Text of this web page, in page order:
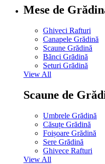
Mese de
Ghiveci Rafturi
Canapele Grădină
Scaune Grădină
Bănci Grădină
Seturi Grădină
View All
Scaune de
Umbrele Grădină
Căsuțe Grădină
Foișoare Grădină
Sere Grădină
Ghivece Rafturi
View All